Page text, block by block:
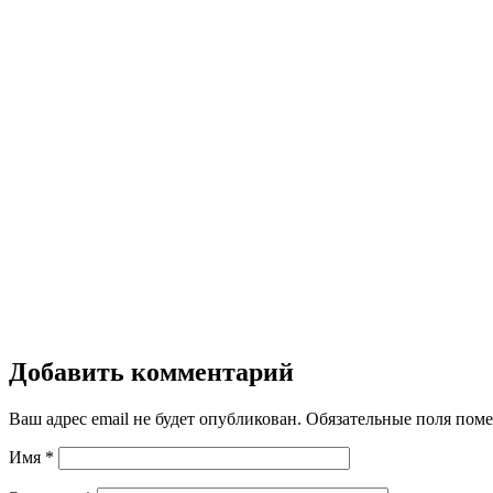
Добавить комментарий
Ваш адрес email не будет опубликован. Обязательные поля
Имя *